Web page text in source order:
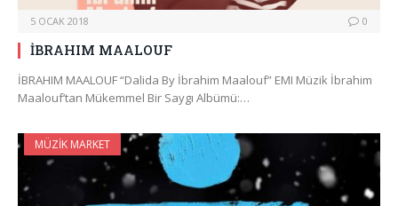
5 OCAK 2018 0
İBRAHIM MAALOUF
İBRAHIM MAALOUF “Dalida By İbrahim Maalouf” EMI Müzik İbrahim
Maalouf’tan Mükemmel Bir Saygı Albümü:…
MÜZIK MARKET